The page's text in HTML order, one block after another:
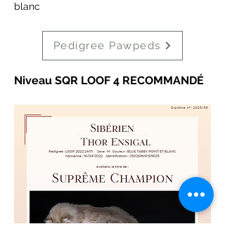
blanc
Pedigree Pawpeds
Niveau SQR LOOF 4 RECOMMANDÉ